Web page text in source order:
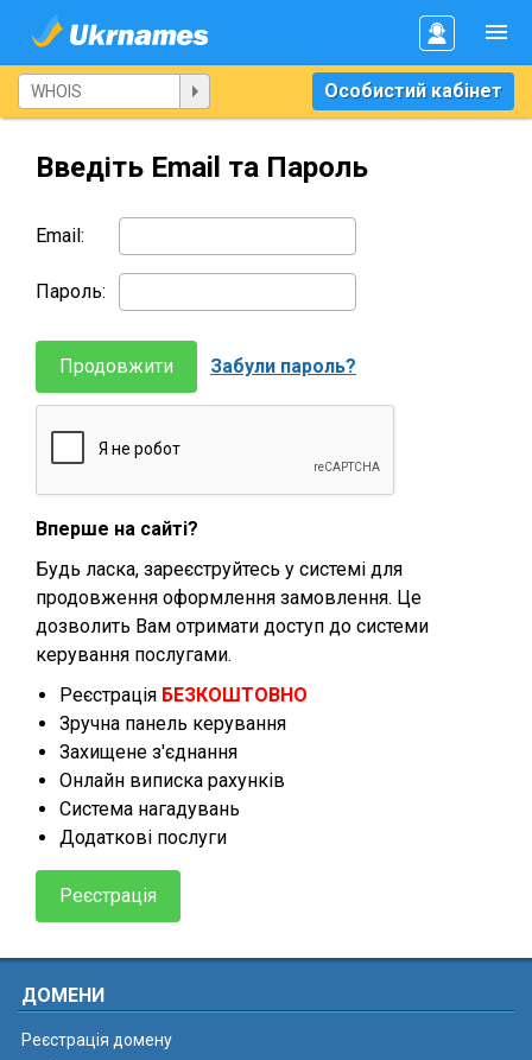
Особистий кабінет
Введіть Email та Пароль
Email:
Пароль:
Продовжити Забули пароль?
Вперше на сайті?
Будь ласка, зареєструйтесь у системі для
продовження оформлення замовлення. Це
дозволить Вам отримати доступ до системи
керування послугами.
Реєстрація БЕЗКОШТОВНО
Зручна панель керування
Захищене з'єднання
Онлайн виписка рахунків
Система нагадувань
Додаткові послуги
Реєстрація
ДОМЕНИ
Реєстрація домену